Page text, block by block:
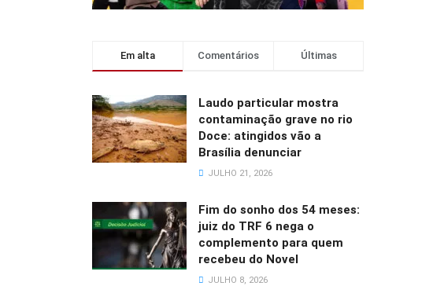
Em alta Comentários Últimas
Laudo particular mostra
contaminação grave no rio
Doce: atingidos vão a
Brasília denunciar
JULHO 21, 2026
Fim do sonho dos 54 meses:
juiz do TRF 6 nega o
complemento para quem
recebeu do Novel
JULHO 8, 2026